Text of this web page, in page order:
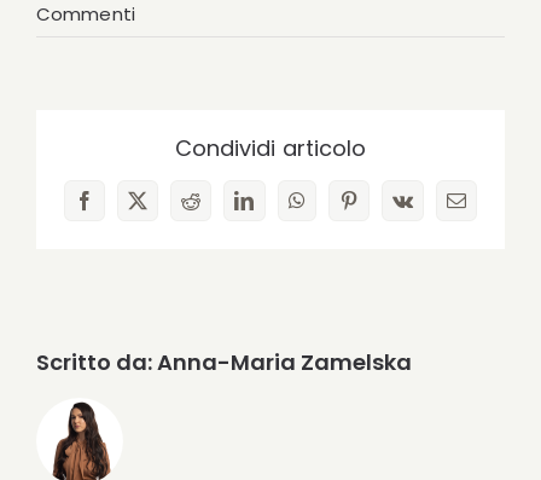
Commenti
Condividi articolo
Facebook
X RedditLinkedInWhatsAppPinterest
Vk Email
Scritto da:Anna-Maria Zamelska